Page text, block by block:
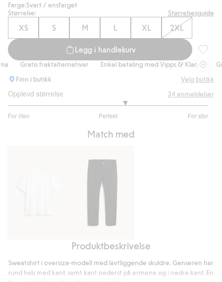
Farge:Svart / ensfarget
Størrelse:
Størrelsesguide
XS S M L XL 2XL
Legg i handlekurv
Gratis fraktalternativer Enkel betaling med Vipps & Klarna
Finn i butikk
Velg butikk
Opplevd størrelse
For liten Perfekt For stor
av
34anmeldelser
Match med
Regular
Produktbeskrivelse
Sweatshirt i oversize-modell med lavtliggende skuldre. Genseren har
rund hals med kant, samt kant nederst på ermene og i nedre kant. En